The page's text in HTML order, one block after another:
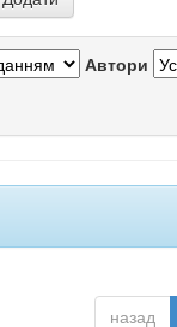
Автори
назад